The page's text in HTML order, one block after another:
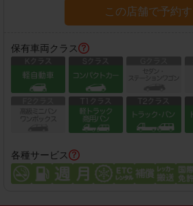
この店舗で予約
保有車両クラス
各種サービス